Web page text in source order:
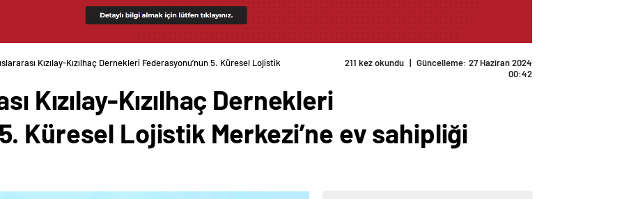
Kızılay-Kızılhaç Dernekleri Federasyonu’nun 5. Küresel Lojistik
211 kez okundu | Güncelleme: 27 Haziran 2024
00:42
Kızılay-Kızılhaç Dernekleri
Küresel Lojistik Merkezi’ne ev sahipliği